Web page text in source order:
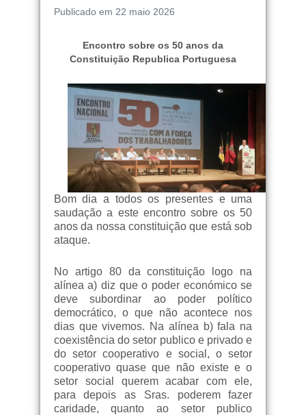
Publicado em 22 maio 2026
Encontro sobre os 50 anos da
Constituição Republica Portuguesa
Bom dia a todos os presentes e uma
saudação a este encontro sobre os 50
anos da nossa constituição que está sob
ataque.
No artigo 80 da constituição logo na
alínea a) diz que o poder económico se
deve subordinar ao poder político
democrático, o que não acontece nos
dias que vivemos. Na alínea b) fala na
coexistência do setor publico e privado e
do setor cooperativo e social, o setor
cooperativo quase que não existe e o
setor social querem acabar com ele,
para depois as Sras. poderem fazer
caridade, quanto ao setor publico